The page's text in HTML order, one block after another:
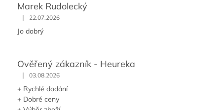
Marek Rudolecký
| 22.07.2026
Jo dobrý
Ověřený zákazník - Heureka
| 03.08.2026
+ Rychlé dodání
+ Dobré ceny